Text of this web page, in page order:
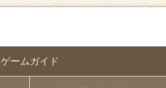
ゲームガイド